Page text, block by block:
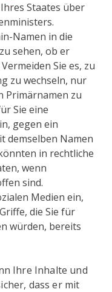
Staates über
Namen in die
sehen, ob er
Sie es, zu
zu wechseln, nur
Primärnamen zu
Sie eine
gegen ein
demselben Namen
in rechtliche
wenn
sind.
Medien ein,
die Sie für
würden, bereits
Ihre Inhalte und
dass er mit